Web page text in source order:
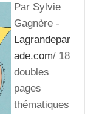
Par Sylvie
Gagnère -
Lagrandepar
ade.com/ 18
doubles
pages
thématiques